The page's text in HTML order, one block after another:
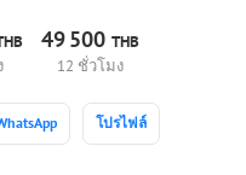
49500THB
12 ชั่วโมง
โปรไฟล์